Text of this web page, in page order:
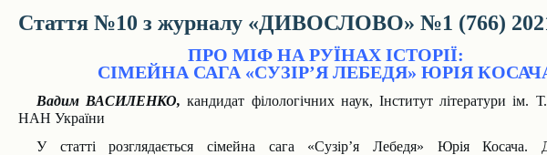
Стаття №10 з журналу «ДИВОСЛОВО» №1 (766)
ПРО МІФ НА РУЇНАХ ІСТОРІЇ:
СІМЕЙНА САГА «СУЗІР’Я ЛЕБЕДЯ» ЮРІЯ
Вадим ВАСИЛЕНКО, кандидат філологічних наук,Інститут літератури ім.
НАН України
У статті розглядається сімейна сага «Сузір’я Лебедя» Юрія Косача.